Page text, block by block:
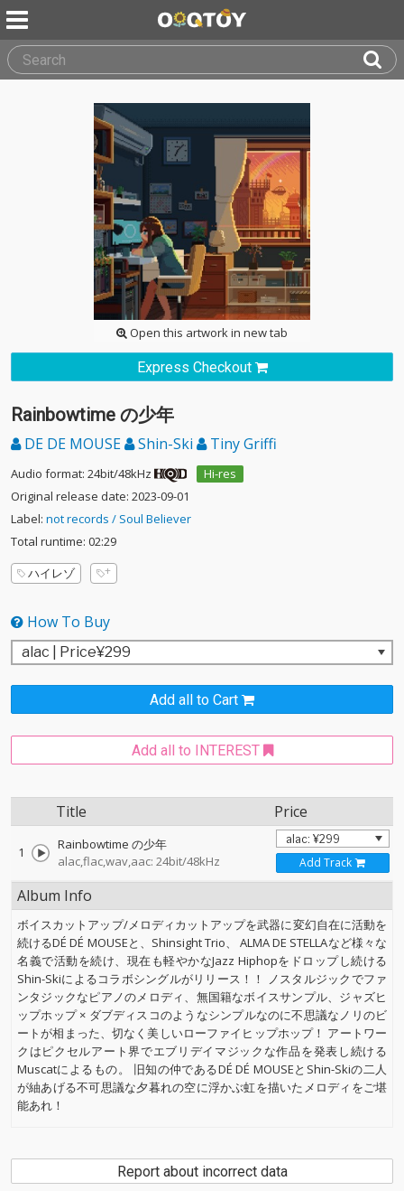
Open this artwork in new tab
Express Checkout
Rainbowtime の少年
DE DE MOUSE Shin-Ski Tiny Griffi
Audio format: 24bit/48kHz
Hi-res
Original release date: 2023-09-01
Label: not records / Soul Believer
Total runtime: 02:29
ハイレゾ
How To Buy
Add all to Cart
Add all to INTEREST
Title Price
1
Rainbowtime の少年
alac,flac,wav,aac: 24bit/48kHz
Add Track
Album Info
ボイスカットアップ/メロディカットアップを武器に変幻自在に活動を
続けるDÉ DÉ MOUSEと、Shinsight Trio、 ALMA DE STELLAなど様々な
名義で活動を続け、現在も軽やかなJazz Hiphopをドロップし続ける
Shin-Skiによるコラボシングルがリリース！！ ノスタルジックでファ
ンタジックなピアノのメロディ、無国籍なボイスサンプル、ジャズヒ
ップホップ × ダブディスコのようなシンプルなのに不思議なノリのビ
ートが相まった、切なく美しいローファイヒップホップ！ アートワー
クはピクセルアート界でエブリデイマジックな作品を発表し続ける
Muscatによるもの。 旧知の仲であるDÉ DÉ MOUSEとShin-Skiの二人
が紬あげる不可思議な夕暮れの空に浮かぶ虹を描いたメロディをご堪
能あれ！
Report about incorrect data